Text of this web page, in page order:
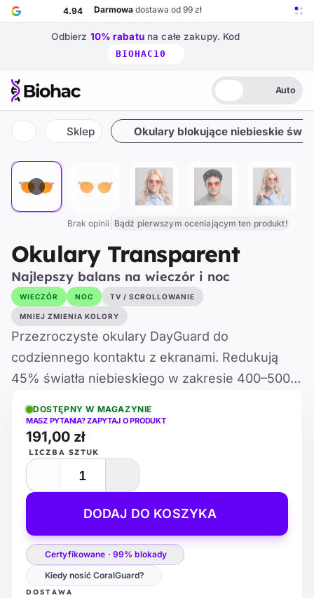
Przejdź do głównej treści
4.94 Darmowa dostawa od 99 zł
Odbierz 10% rabatuna całe zakupy. Kod
BIOHAC10
Biohac – strona główna Ciemny
Auto
Auto
Strona główna
Sklep
też w +4 innych kategoriach
Okulary blokujące niebieskie
1 / 12
Brak opinii Bądź pierwszym oceniającym ten produkt!
Okulary Transparent
Najlepszy balans na wieczór i noc
WIECZÓR NOC TV / SCROLLOWANIE
MNIEJ ZMIENIA KOLORY
Przezroczyste okulary DayGuard do
codziennego kontaktu z ekranami. Redukują
45% światła niebieskiego w zakresie 400–500
DOSTĘPNY W MAGAZYNIE
MASZ PYTANIA? ZAPYTAJ O PRODUKT
191,00 zł
LICZBA SZTUK
DODAJ DO KOSZYKA
Certyfikowane · 99% blokady
Kiedy nosić CoralGuard?
DOSTAWA